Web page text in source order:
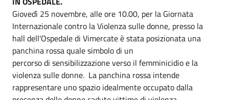
Giovedì 25 novembre, alle ore 10.00, per la Giornata
Internazionale contro la Violenza sulle donne, presso la
hall dell'Ospedale di Vimercate è stata posizionata una
panchina rossa quale simbolo di un
percorso di sensibilizzazione verso il femminicidio e la
violenza sulle donne. La panchina rossa intende
rappresentare uno spazio idealmente occupato dalla